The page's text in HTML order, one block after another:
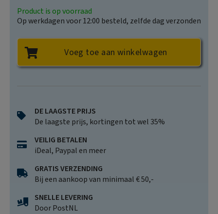
Product is op voorraad
Op werkdagen voor 12:00 besteld, zelfde dag verzonden
Voeg toe aan winkelwagen
DE LAAGSTE PRIJS
De laagste prijs, kortingen tot wel 35%
VEILIG BETALEN
iDeal, Paypal en meer
GRATIS VERZENDING
Bij een aankoop van minimaal € 50,-
SNELLE LEVERING
Door PostNL